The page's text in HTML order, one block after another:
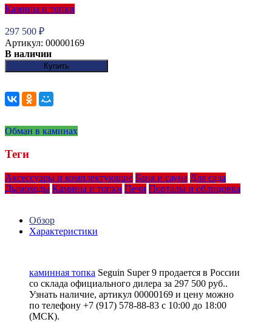
Камины и топки
297 500 ₽
Артикул: 00000169
В наличии
Купить
Обман в каминах
Теги
Аксессуары и комплектующие Баня и сауна Для сада
Дымоходы Камины и топки Печи Порталы и облицовка
Обзор
Характеристики
каминная топка Seguin Super 9 продается в России
со склада официального дилера за 297 500 руб..
Узнать наличие, артикул 00000169 и цену можно
по телефону +7 (917) 578-88-83 с 10:00 до 18:00
(МСК).